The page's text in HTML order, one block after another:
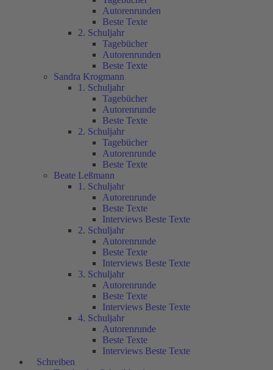
Autorenrunden
Beste Texte
2. Schuljahr
Tagebücher
Autorenrunden
Beste Texte
Sandra Krogmann
1. Schuljahr
Tagebücher
Autorenrunde
Beste Texte
2. Schuljahr
Tagebücher
Autorenrunde
Beste Texte
Beate Leßmann
1. Schuljahr
Autorenrunde
Beste Texte
Interviews Beste Texte
2. Schuljahr
Autorenrunde
Beste Texte
Interviews Beste Texte
3. Schuljahr
Autorenrunde
Beste Texte
Interviews Beste Texte
4. Schuljahr
Autorenrunde
Beste Texte
Interviews Beste Texte
Schreiben